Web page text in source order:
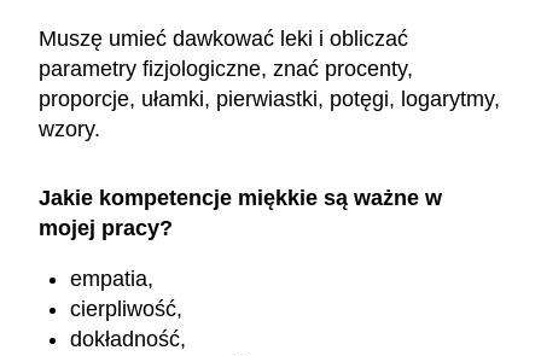
Muszę umieć dawkować leki i obliczać
parametry fizjologiczne, znać procenty,
proporcje, ułamki, pierwiastki, potęgi, logarytmy,
wzory.
Jakie kompetencje miękkie są ważne w
mojej pracy?
empatia,
cierpliwość,
dokładność,